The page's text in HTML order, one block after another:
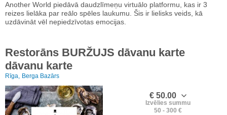
Another World piedāvā daudzlīmeņu virtuālo platformu, kas ir 3
reizes lielāka par reālo spēles laukumu. Šis ir lielisks veids, kā
uzdāvināt vēl nepiedzīvotas emocijas.
Restorāns BURŽUJS dāvanu karte
dāvanu karte
Rīga, Berga Bazārs
€ 50.00
Izvēlies summu
50 - 300 €